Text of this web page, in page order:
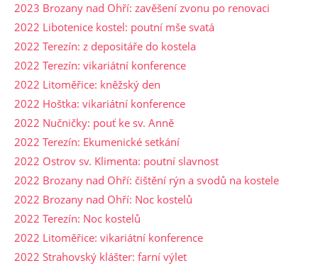
2023 Brozany nad Ohří: zavěšení zvonu po renovaci
2022 Libotenice kostel: poutní mše svatá
2022 Terezín: z depositáře do kostela
2022 Terezín: vikariátní konference
2022 Litoměřice: kněžský den
2022 Hoštka: vikariátní konference
2022 Nučničky: pouť ke sv. Anně
2022 Terezín: Ekumenické setkání
2022 Ostrov sv. Klimenta: poutní slavnost
2022 Brozany nad Ohří: čištění rýn a svodů na kostele
2022 Brozany nad Ohří: Noc kostelů
2022 Terezín: Noc kostelů
2022 Litoměřice: vikariátní konference
2022 Strahovský klášter: farní výlet